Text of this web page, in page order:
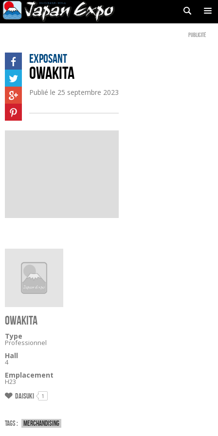
Publicité
Exposant
OWAKITA
Publié le 25 septembre 2023
OWAKITA
Type
Professionnel
Hall
4
Emplacement
H23
Daisuki 1
Tags : Merchandising